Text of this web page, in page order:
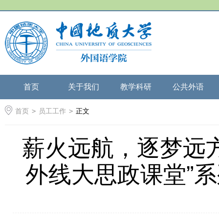
首页 关于我们 教学科研 公共外语
首页 > 员工工作 > 正文
薪火远航，逐梦远
外线大思政课堂”